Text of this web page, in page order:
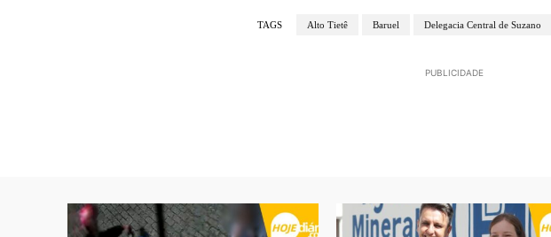
TAGS Alto Tietê Baruel Delegacia Central de Suzano
PUBLICIDADE